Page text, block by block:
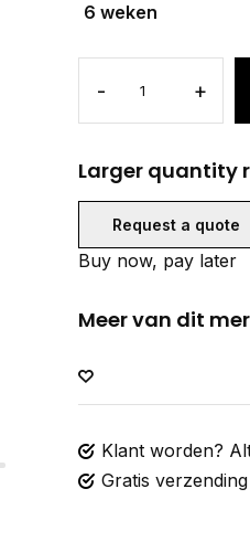
6 weken
- +
Larger quantity
Request a quote
Buy now, pay later
Meer van dit
Klant worden?
Gratis